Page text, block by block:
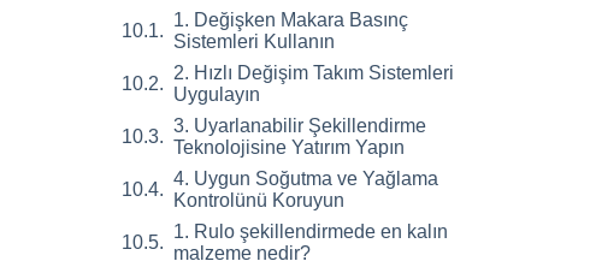
1. Değişken Makara Basınç
Sistemleri Kullanın
2. Hızlı Değişim Takım Sistemleri
Uygulayın
3. Uyarlanabilir Şekillendirme
Teknolojisine Yatırım Yapın
4. Uygun Soğutma ve Yağlama
Kontrolünü Koruyun
1. Rulo şekillendirmede en kalın
malzeme nedir?